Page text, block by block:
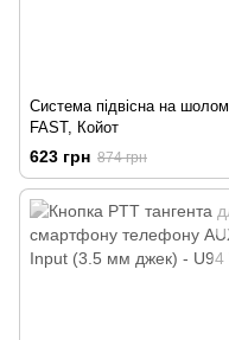
Система підвісна на шолом
FAST, Койот
623 грн 874 грн